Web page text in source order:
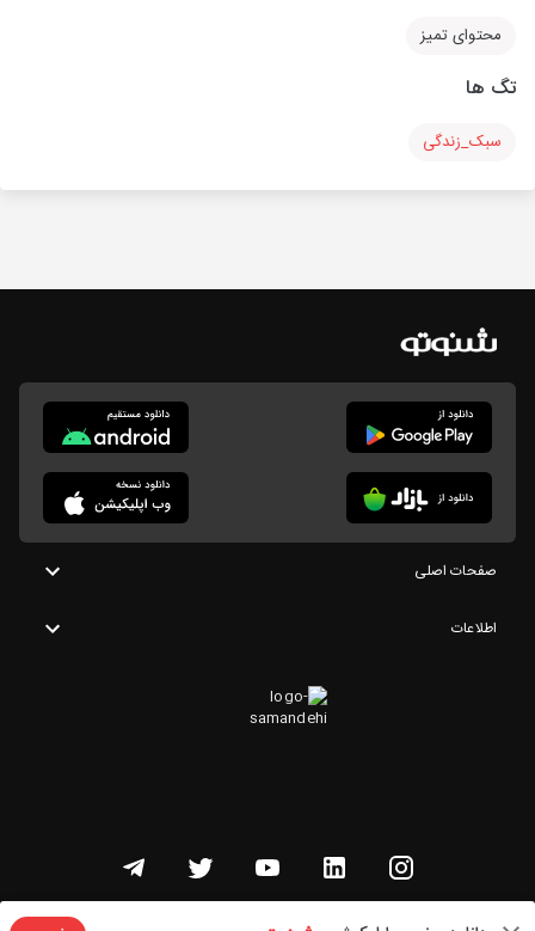
محتوای تمیز
تگ ها
سبک_زندگی
صفحات اصلی
اطلاعات
تمامی حقوق این وبسایت متعلق به شنوتو است